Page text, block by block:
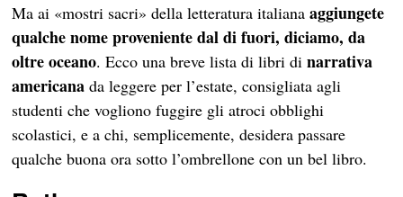
Ma ai «mostri sacri» della letteratura italianaaggiungete
qualche nome proveniente dal di fuori, diciamo, da
oltre oceano. Ecco una breve lista di libri dinarrativa
americana da leggere per l’estate, consigliata agli
studenti che vogliono fuggire gli atroci obblighi
scolastici, e a chi, semplicemente, desidera passare
qualche buona ora sotto l’ombrellone con un bel libro.